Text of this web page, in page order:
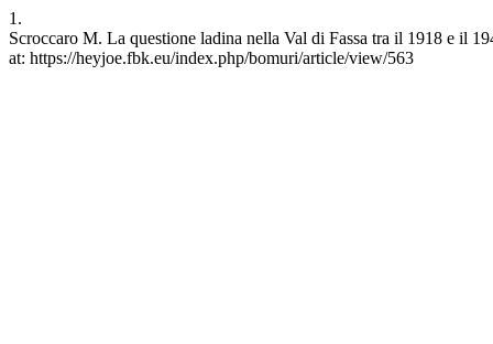
1.
Scroccaro M. La questione ladina nella Val di Fassa tra il 1918 e il
at: https://heyjoe.fbk.eu/index.php/bomuri/article/view/563